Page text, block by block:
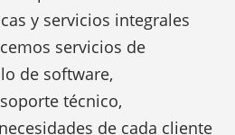
y servicios integrales
servicios de
de software,
técnico,
de cada cliente